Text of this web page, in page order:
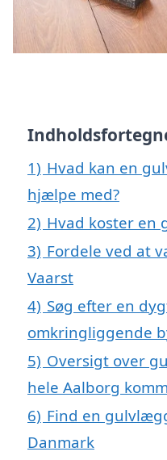
1) Hvad kan en
hjælpe med?
2) Hvad koster en
3) Fordele ved at
Vaarst
4) Søg efter en
omkringliggende
5) Oversigt over
hele Aalborg
6) Find en
Danmark